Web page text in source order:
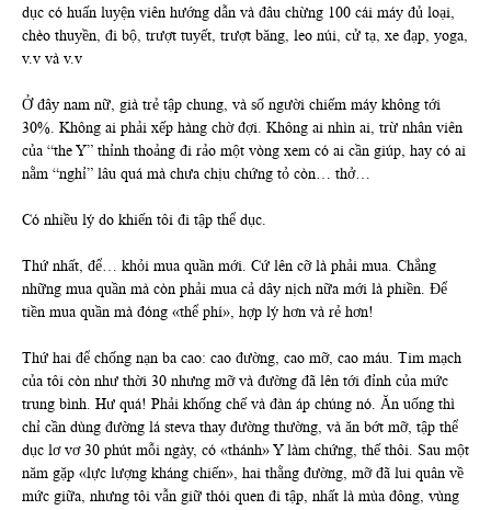
dục có huấn luyện viên hướng dẫn và đâu chừng 100 cái máy đủ loại,
chèo thuyền, đi bộ, trượt tuyết, trượt băng, leo núi, cử tạ, xe đạp, yoga,
v.v và v.v
Ở đây nam nữ, già trẻ tập chung, và số người chiếm máy không tới
30%. Không ai phải xếp hàng chờ đợi. Không ai nhìn ai, trừ nhân viên
của “the Y” thỉnh thoảng đi rảo một vòng xem có ai cần giúp, hay có ai
nằm “nghỉ” lâu quá mà chưa chịu chứng tỏ còn… thở…
Có nhiều lý do khiến tôi đi tập thể dục.
Thứ nhất, để… khỏi mua quần mới. Cứ lên cỡ là phải mua. Chẳng
những mua quần mà còn phải mua cả dây nịch nữa mới là phiền. Để
tiền mua quần mà đóng «thể phí», hợp lý hơn và rẻ hơn!
Thứ hai để chống nạn ba cao: cao đường, cao mỡ, cao máu. Tim mạch
của tôi còn như thời 30 nhưng mỡ và đường đã lên tới đỉnh của mức
trung bình. Hư quá! Phải khống chế và đàn áp chúng nó. Ăn uống thì
chỉ cần dùng đường lá steva thay đường thường, và ăn bớt mỡ, tập thể
dục lơ vơ 30 phút mỗi ngày, có «thánh» Y làm chứng, thế thôi. Sau một
năm gặp «lực lượng kháng chiến», hai thằng đường, mỡ đã lui quân về
mức giữa, nhưng tôi vẫn giữ thói quen đi tập, nhất là mùa đông, vùng